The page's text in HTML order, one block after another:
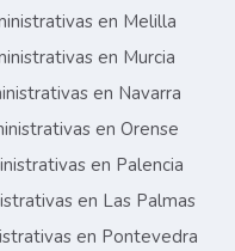
en Melilla
en Murcia
en Navarra
en Orense
en Palencia
en Las Palmas
en Pontevedra